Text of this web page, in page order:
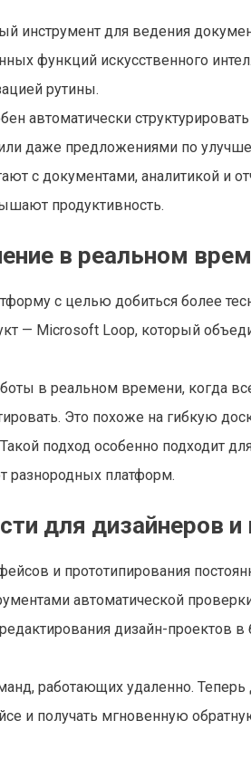
инструмент для ведения
функций искусственного
рутины.
автоматически
даже предложениями по
с документами, аналитикой и
продуктивность.
в реальном
с целью добиться более
— Microsoft Loop, который
в реальном времени, когда
Это похоже на гибкую
подход особенно подходит
разнородных платформ.
для дизайнеров и
и прототипирования
автоматической
дизайн-проектов
работающих удаленно.
и получать мгновенную